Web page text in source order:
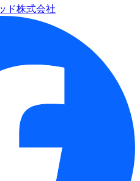
ド株式会社